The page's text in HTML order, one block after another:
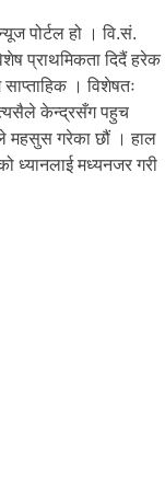
पोर्टल हो । वि.सं.
प्राथमिकता दिदैं हरेक
। विशेषतः
त्यसैले केन्द्रसँग पहुच
महसुस गरेका छौं । हाल
ध्यानलाई मध्यनजर गरी